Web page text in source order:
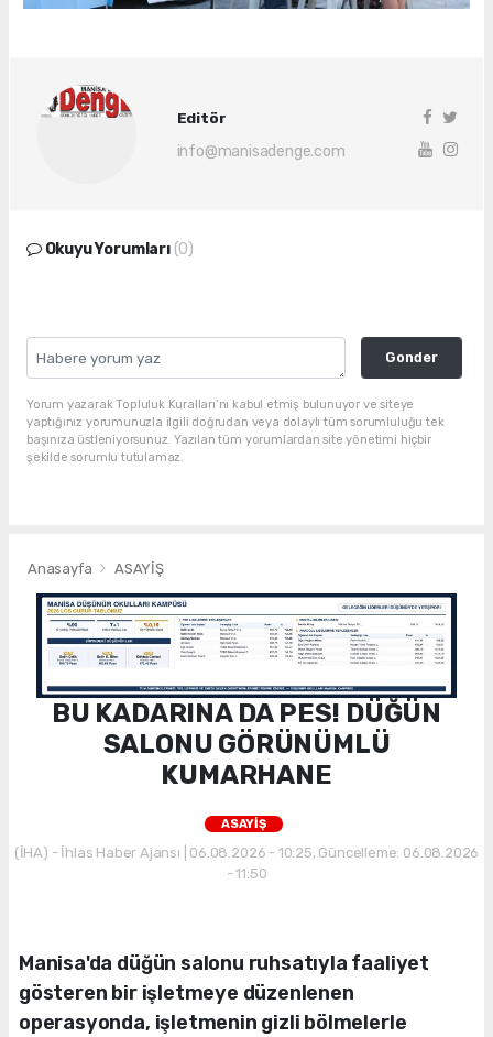
Editör
info@manisadenge.com
Okuyu Yorumları (0)
Gonder
Yorum yazarak Topluluk Kuralları’nı kabul etmiş bulunuyor ve siteye
yaptığınız yorumunuzla ilgili doğrudan veya dolaylı tüm sorumluluğu tek
başınıza üstleniyorsunuz. Yazılan tüm yorumlardan site yönetimi hiçbir
şekilde sorumlu tutulamaz.
Anasayfa ASAYİŞ
BU KADARINA DA PES! DÜĞÜN
SALONU GÖRÜNÜMLÜ
KUMARHANE
ASAYİŞ
(İHA) - İhlas Haber Ajansı | 06.08.2026 - 10:25, Güncelleme: 06.08.2026
- 11:50
Manisa'da düğün salonu ruhsatıyla faaliyet
gösteren bir işletmeye düzenlenen
operasyonda, işletmenin gizli bölmelerle